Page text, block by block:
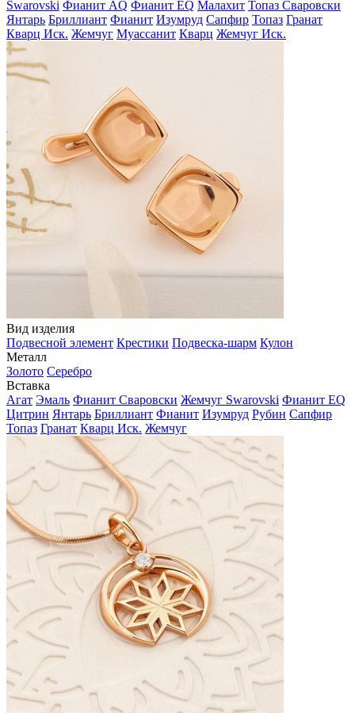
Swarovski Фианит AQ Фианит EQ Малахит Топаз Сваровски
Янтарь Бриллиант Фианит Изумруд Сапфир Топаз Гранат
Кварц Иск. Жемчуг Муассанит Кварц Жемчуг Иск.
Вид изделия
Подвесной элемент Крестики Подвеска-шарм Кулон
Металл
Золото Серебро
Вставка
Агат Эмаль Фианит Сваровски Жемчуг Swarovski Фианит EQ
Цитрин Янтарь Бриллиант Фианит Изумруд Рубин Сапфир
Топаз Гранат Кварц Иск. Жемчуг